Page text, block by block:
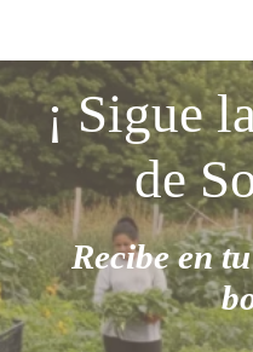
¡ Sigue
de
Recibe en